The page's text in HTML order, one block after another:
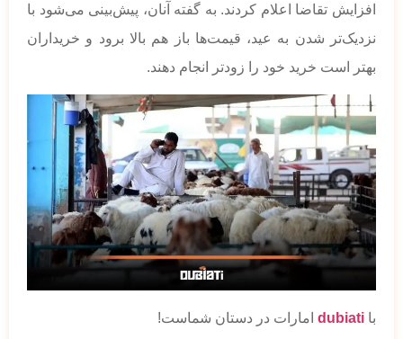
افزایش تقاضا اعلام کردند. به گفته آنان، پیش‌بینی می‌شود با
نزدیک‌تر شدن به عید، قیمت‌ها باز هم بالا برود و خریداران
بهتر است خرید خود را زودتر انجام دهند.
با dubiati امارات در دستان شماست!